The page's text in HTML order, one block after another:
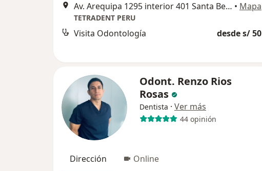
Av. Arequipa 1295 interior 401 Santa Beatriz, Lima • Mapa
TETRADENT PERU
Visita Odontología desde s/ 50
Odont. Renzo Rios
Rosas
Dentista · Ver más
44 opinión
Dirección Online